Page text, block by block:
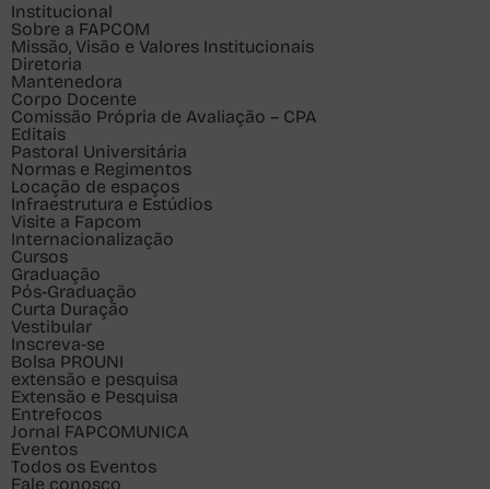
Institucional
Sobre a FAPCOM
Missão, Visão e Valores Institucionais
Diretoria
Mantenedora
Corpo Docente
Comissão Própria de Avaliação – CPA
Editais
Pastoral Universitária
Normas e Regimentos
Locação de espaços
Infraestrutura e Estúdios
Visite a Fapcom
Internacionalização
Cursos
Graduação
Pós-Graduação
Curta Duração
Vestibular
Inscreva-se
Bolsa PROUNI
extensão e pesquisa
Extensão e Pesquisa
Entrefocos
Jornal FAPCOMUNICA
Eventos
Todos os Eventos
Fale conosco